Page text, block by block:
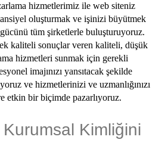
hizmetlerimiz ile web siteniz
oluşturmak ve işinizi büyütmek
tüm şirketlerle buluşturuyoruz.
kaliteli sonuçlar veren kaliteli, düşük
hizmetleri sunmak için gerekli
imajınızı yansıtacak şekilde
ve hizmetlerinizi ve uzmanlığınızı
etkin bir biçimde pazarlıyoruz.
Kimliğini